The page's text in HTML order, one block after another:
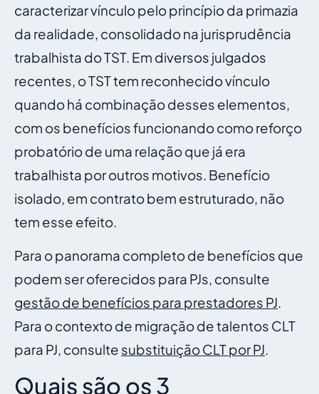
caracterizar vínculo pelo princípio da primazia
da realidade, consolidado na jurisprudência
trabalhista do TST. Em diversos julgados
recentes, o TST tem reconhecido vínculo
quando há combinação desses elementos,
com os benefícios funcionando como reforço
probatório de uma relação que já era
trabalhista por outros motivos. Benefício
isolado, em contrato bem estruturado, não
tem esse efeito.
Para o panorama completo de benefícios que
podem ser oferecidos para PJs, consulte
gestão de benefícios para prestadores PJ.
Para o contexto de migração de talentos CLT
para PJ, consulte substituição CLT por PJ.
Quais são os 3